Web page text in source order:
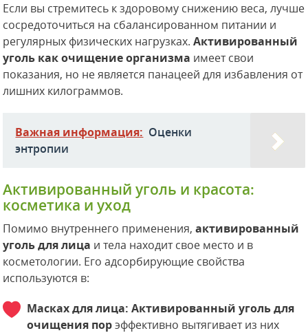
Если вы стремитесь к здоровому снижению веса, лучше
сосредоточиться на сбалансированном питании и
регулярных физических нагрузках.Активированный
уголь как очищение организма имеет свои
показания, но не является панацеей для избавления от
лишних килограммов.
Важная информация: Оценки
энтропии
Активированный уголь и красота:
косметика и уход
Помимо внутреннего применения,активированный
уголь для лица и тела находит свое место и в
косметологии. Его адсорбирующие свойства
используются в:
Масках для лица: Активированный уголь для
очищения порэффективно вытягивает из них